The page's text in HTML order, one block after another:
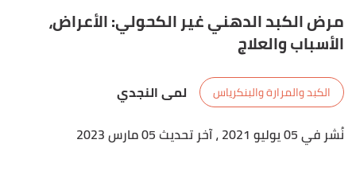
مرض الكبد الدهني غير الكحولي: الأعراض،
الأسباب والعلاج
الكبد والمرارة والبنكرياس
لمى النجدي
نُشر في 05 يوليو 2021
، آخر تحديث 05 مارس 2023